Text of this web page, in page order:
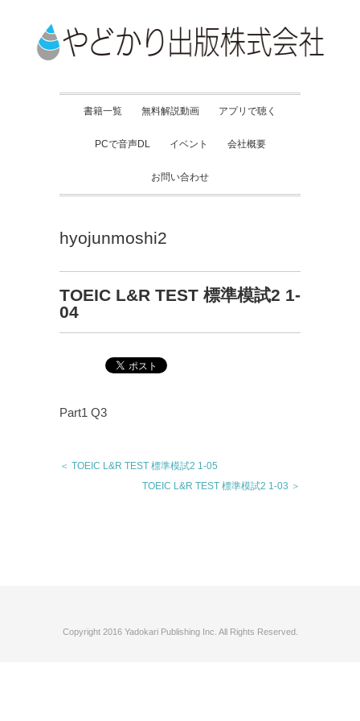
書籍一覧 無料解説動画 アプリで聴く
PCで音声DL イベント 会社概要
お問い合わせ
hyojunmoshi2
TOEIC L&R TEST 標準模試2 1-
04
Part1 Q3
＜ TOEIC L&R TEST 標準模試2 1-05
TOEIC L&R TEST 標準模試2 1-03 ＞
Copyright 2016 Yadokari Publishing Inc. All Rights Reserved.